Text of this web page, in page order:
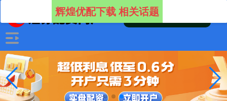
辉煌优配下载 相关话题